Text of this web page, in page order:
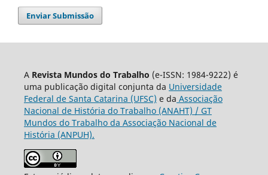
Enviar Submissão
A Revista Mundos do Trabalho (e-ISSN: 1984-9222) é
uma publicação digital conjunta da Universidade
Federal de Santa Catarina (UFSC) e da Associação
Nacional de História do Trabalho (ANAHT) / GT
Mundos do Trabalho da Associação Nacional de
História (ANPUH).